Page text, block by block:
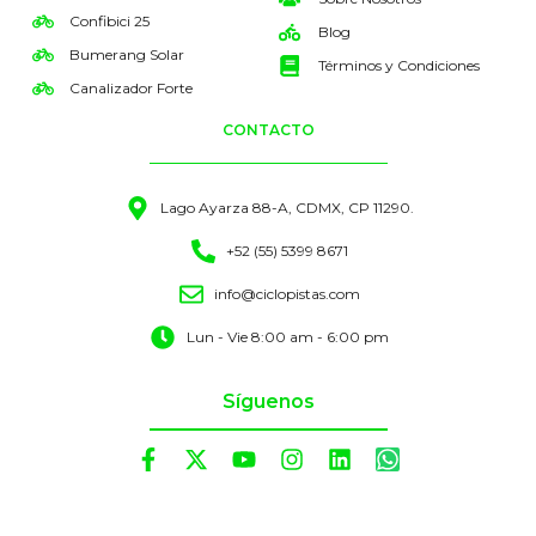
Confibici 25
Bumerang Solar
Canalizador Forte
Blog
Términos y Condiciones
CONTACTO
Lago Ayarza 88-A, CDMX, CP 11290.
+52 (55) 5399 8671
info@ciclopistas.com
Lun - Vie 8:00 am - 6:00 pm
Síguenos